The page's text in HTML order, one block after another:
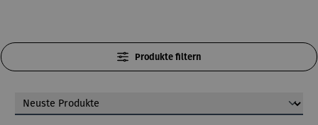
Produkte filtern